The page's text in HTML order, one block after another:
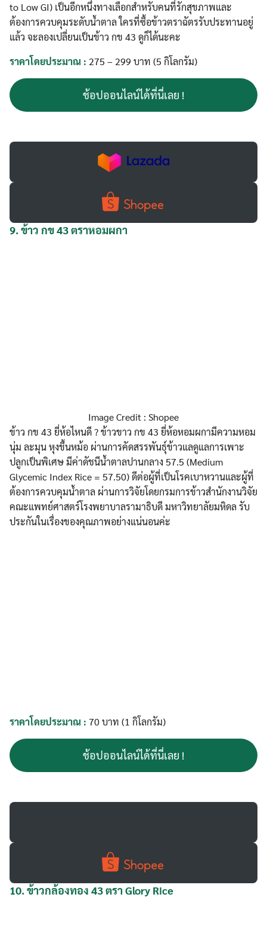
to Low GI) เป็นอีกหนึ่งทางเลือกสำหรับคนที่รักสุขภาพและ
ต้องการควบคุมระดับน้ำตาล ใครที่ซื้อข้าวตราฉัตรรับประทานอยู่
แล้ว จะลองเปลี่ยนเป็นข้าว กข 43 ดูก็ได้นะคะ
ราคาโดยประมาณ : 275 – 299 บาท (5 กิโลกรัม)
ช้อปออนไลน์ได้ที่นี่เลย !
9. ข้าว กข 43 ตราหอมผกา
Image Credit : Shopee
ข้าว กข 43 ยี่ห้อไหนดี ? ข้าวขาว กข 43 ยี่ห้อหอมผกามีความหอม
นุ่ม ละมุน หุงขึ้นหม้อ ผ่านการคัดสรรพันธุ์ข้าวแลดูแลการเพาะ
ปลูกเป็นพิเศษ มีค่าดัชนีน้ำตาลปานกลาง 57.5 (Medium
Glycemic Index Rice = 57.50) ดีต่อผู้ที่เป็นโรคเบาหวานและผู้ที่
ต้องการควบคุมน้ำตาล ผ่านการวิจัยโดยกรมการข้าวสำนักงานวิจัย
คณะแพทย์ศาสตร์โรงพยาบาลรามาธิบดี มหาวิทยาลัยมหิดล รับ
ประกันในเรื่องของคุณภาพอย่างแน่นอนค่ะ
ราคาโดยประมาณ : 70 บาท (1 กิโลกรัม)
ช้อปออนไลน์ได้ที่นี่เลย !
10. ข้าวกล้องทอง 43 ตรา Glory Rice